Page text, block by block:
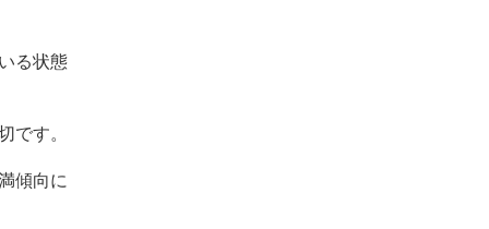
る状態
です。
傾向に